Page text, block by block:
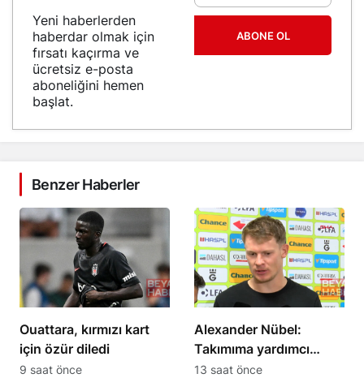
Yeni haberlerden
haberdar olmak için
fırsatı kaçırma ve
ücretsiz e-posta
aboneliğini hemen
başlat.
ABONE OL
Benzer Haberler
Ouattara, kırmızı kart
için özür diledi
9 saat önce
Alexander Nübel:
Takımıma yardımcı
olmak için elimden
13 saat önce